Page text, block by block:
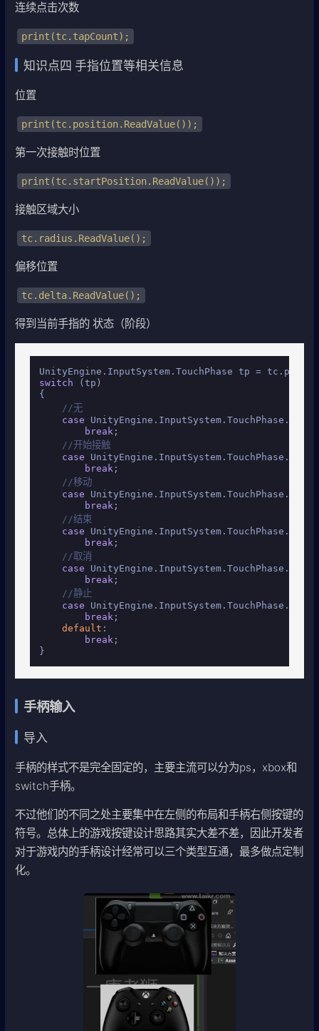
连续点击次数
print(tc.tapCount);
知识点四 手指位置等相关信息
位置
print(tc.position.ReadValue());
第一次接触时位置
print(tc.startPosition.ReadValue());
接触区域大小
tc.radius.ReadValue();
偏移位置
tc.delta.ReadValue();
得到当前手指的 状态（阶段）
switch (tp)
{
//无
case UnityEngine.InputSystem.TouchPhase.None:
break;
//开始接触
case
break;
//移动
case
break;
//结束
case
break;
//取消
case
break;
//静止
case
break;
default :
break;
}
手柄输入
导入
手柄的样式不是完全固定的，主要主流可以分为ps，xbox和
switch手柄。
不过他们的不同之处主要集中在左侧的布局和手柄右侧按键的
符号。总体上的游戏按键设计思路其实大差不差，因此开发者
对于游戏内的手柄设计经常可以三个类型互通，最多做点定制
化。